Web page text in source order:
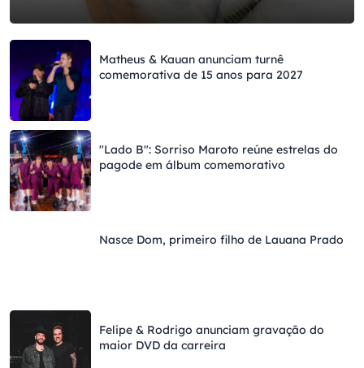
Matheus & Kauan anunciam turnê
comemorativa de 15 anos para 2027
"Lado B": Sorriso Maroto reúne estrelas do
pagode em álbum comemorativo
Nasce Dom, primeiro filho de Lauana Prado
Felipe & Rodrigo anunciam gravação do
maior DVD da carreira